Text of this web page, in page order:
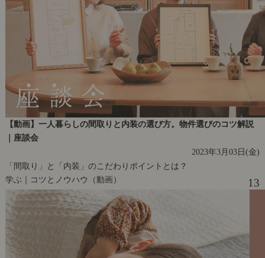
【動画】一人暮らしの間取りと内装の選び方。物件選びのコツ解説
｜座談会
2023年3月03日(金)
「間取り」と「内装」のこだわりポイントとは？
学ぶ｜コツとノウハウ（動画）
13